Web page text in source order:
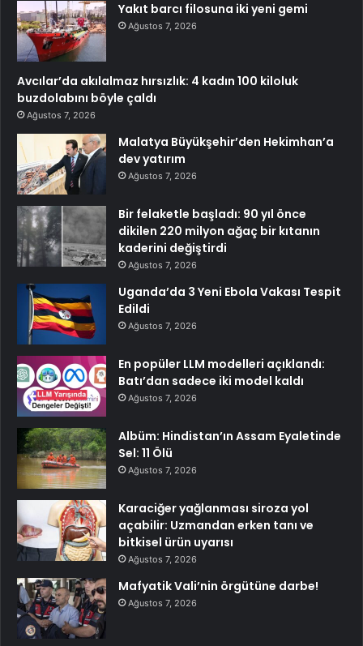
Yakıt barcı filosuna iki yeni gemi
Ağustos 7, 2026
Avcılar’da akılalmaz hırsızlık: 4 kadın 100 kiloluk
buzdolabını böyle çaldı
Ağustos 7, 2026
Malatya Büyükşehir’den Hekimhan’a
dev yatırım
Ağustos 7, 2026
Bir felaketle başladı: 90 yıl önce
dikilen 220 milyon ağaç bir kıtanın
kaderini değiştirdi
Ağustos 7, 2026
Uganda’da 3 Yeni Ebola Vakası Tespit
Edildi
Ağustos 7, 2026
En popüler LLM modelleri açıklandı:
Batı’dan sadece iki model kaldı
Ağustos 7, 2026
Albüm: Hindistan’ın Assam Eyaletinde
Sel: 11 Ölü
Ağustos 7, 2026
Karaciğer yağlanması siroza yol
açabilir: Uzmandan erken tanı ve
bitkisel ürün uyarısı
Ağustos 7, 2026
Mafyatik Vali’nin örgütüne darbe!
Ağustos 7, 2026